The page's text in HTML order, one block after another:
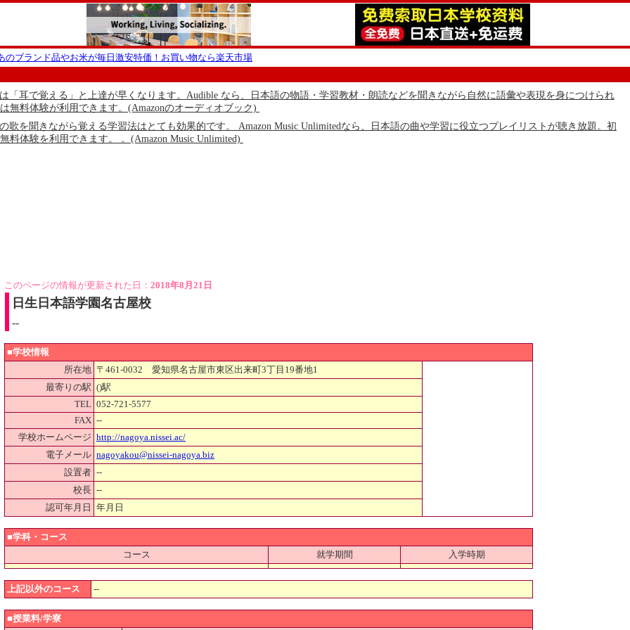
のブランド品やお米が毎日激安特価！お買い物なら楽天市場
「耳で覚える」と上達が早くなります。Audible なら、日本語の物語・学習教材・朗読などを聞きながら自然に語彙や表現を身につけられ
無料体験が利用できます。(Amazonのオーディオブック)
歌を聞きながら覚える学習法はとても効果的です。 Amazon Music Unlimitedなら、日本語の曲や学習に役立つプレイリストが聴き放題。初
料体験を利用できます。 。(Amazon Music Unlimited)
このページの情報が更新された日： 2018年8月21日
日生日本語学園名古屋校
--
■学校情報
所在地 〒461-0032 愛知県名古屋市東区出来町3丁目19番地1
最寄りの駅 ()駅
TEL 052-721-5577
FAX --
学校ホームページ http://nagoya.nissei.ac/
電子メール nagoyakou@nissei-nagoya.biz
設置者 --
校長 --
認可年月日
年月日
■学科・コース
コース
就学期間 入学時期
上記以外のコース --
■授業料/学寮